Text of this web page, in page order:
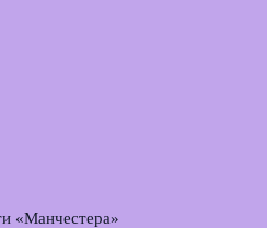
«Манчестера»